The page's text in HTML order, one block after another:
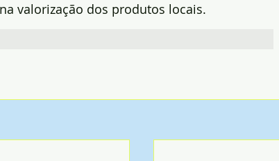
valorização dos produtos locais.